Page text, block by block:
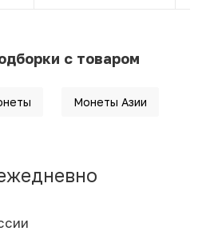
с товаром
Монеты Азии